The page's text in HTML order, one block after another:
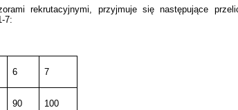
rekrutacyjnymi, przyjmuje się następujące
7:
6 7
90 100